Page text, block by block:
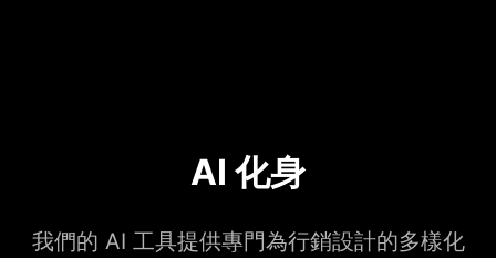
AI 化身
我們的 AI 工具提供專門為行銷設計的多樣化